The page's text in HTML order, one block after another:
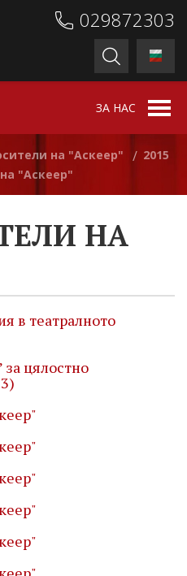
029872303
ЗА НАС
на "Аскеер" / 2015
"Аскеер"
НА
в театралното
за цялостно